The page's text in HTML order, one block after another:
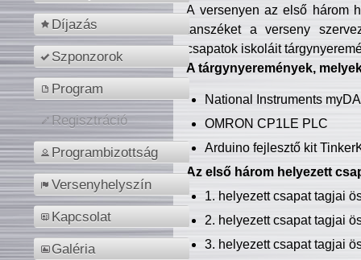
Díjazás
Szponzorok
Program
Regisztráció
Programbizottság
Versenyhelyszín
Kapcsolat
Galéria
A versenyen az első három
tanszéket a verseny
csapatok iskoláit
A tárgynyeremények,
National Instruments
OMRON CP1LE PLC
Arduino fejlesztő kit
Az első három helyezett
1. helyezett csapat tagjai
2. helyezett csapat tagjai
3. helyezett csapat tagjai